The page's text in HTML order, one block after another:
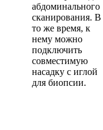
абдоминального
сканирования. В
то же время, к
нему можно
подключить
совместимую
насадку с иглой
для биопсии.